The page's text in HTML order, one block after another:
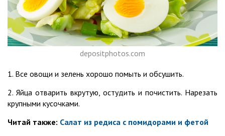
depositphotos.com
1. Все овощи и зелень хорошо помыть и обсушить.
2. Яйца отварить вкрутую, остудить и почистить. Нарезать
крупными кусочками.
Читай также: Салат из редиса с помидорами и фетой